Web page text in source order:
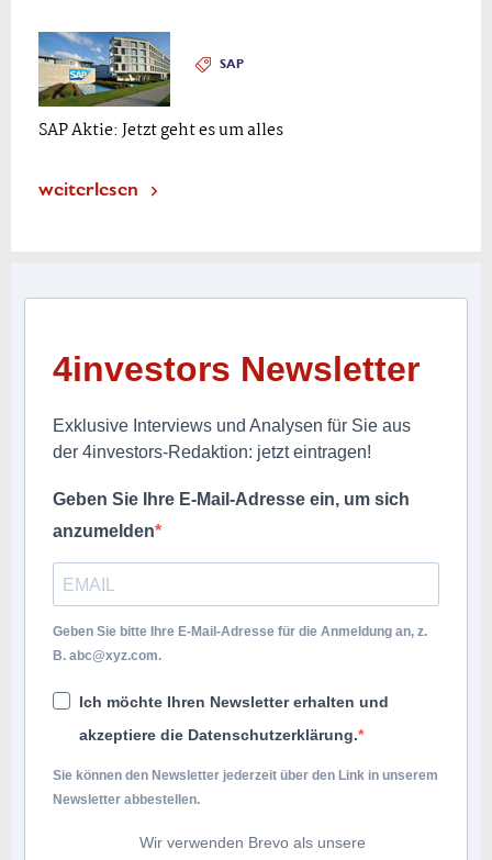
SAP
SAP Aktie: Jetzt geht es um alles
weiterlesen
4investors Newsletter
Exklusive Interviews und Analysen für Sie aus
der 4investors-Redaktion: jetzt eintragen!
Geben Sie Ihre E-Mail-Adresse ein, um sich
anzumelden
Geben Sie bitte Ihre E-Mail-Adresse für die Anmeldung an, z.
B. abc@xyz.com.
Ich möchte Ihren Newsletter erhalten und
akzeptiere die Datenschutzerklärung.
Sie können den Newsletter jederzeit über den Link in unserem
Newsletter abbestellen.
Wir verwenden Brevo als unsere